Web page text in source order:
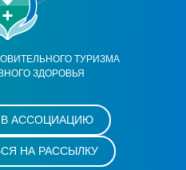
ТУРИЗМА
ЗДОРОВЬЯ
В АССОЦИАЦИЮ
НА РАССЫЛКУ